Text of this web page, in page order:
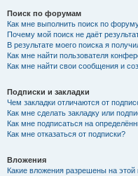
Поиск по форумам
Как мне выполнить поиск по
Почему мой поиск не даёт
В результате моего поиска я
Как мне найти пользователя
Как мне найти свои сообщения и
Подписки и закладки
Чем закладки отличаются от
Как мне сделать закладку или
Как мне подписаться на
Как мне отказаться от подписки?
Вложения
Какие вложения разрешены на